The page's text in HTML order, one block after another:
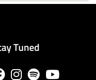
Tuned